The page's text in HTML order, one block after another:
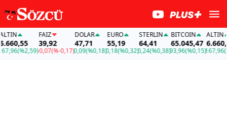
(%2,59)
FAİZ
39,92
-0,07(%-0,17)
DOLAR
47,71
0,09(%0,18)
EURO
55,19
0,18(%0,32)
STERLIN
64,41
0,24(%0,38)
BITCOIN
65.045,47
93,96(%0,15)
ALTIN
6.660,55
167,96